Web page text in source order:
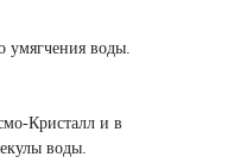
умягчения воды.
Кристалл и в
воды.